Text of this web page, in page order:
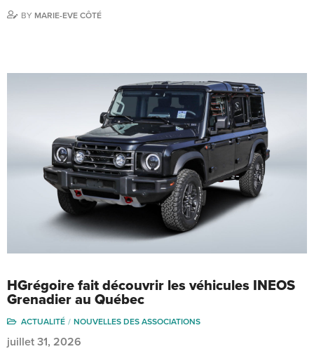
BY MARIE-EVE CÔTÉ
HGrégoire fait découvrir les véhicules INEOS
Grenadier au Québec
ACTUALITÉ NOUVELLES DES ASSOCIATIONS
juillet 31, 2026